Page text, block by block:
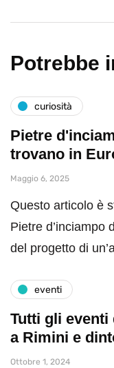
Potrebbe
curiosità
Pietre
trovano in
Maggio 6, 2025
Questo articolo è
Pietre d’inciampo
del progetto di
eventi
Tutti gli eventi
a Rimini e
Ottobre 1, 2024